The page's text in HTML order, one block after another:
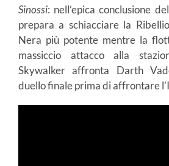
Sinossi: nell’epica conclusione
prepara a schiacciare la
Nera più potente mentre la
massiccio attacco alla
Skywalker affronta Darth
duello finale prima di affrontare